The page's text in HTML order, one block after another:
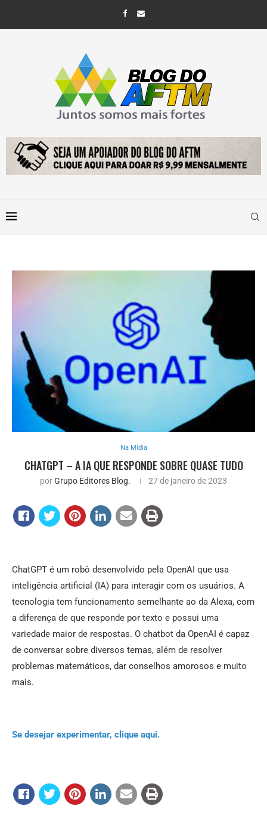
Na Mídia
CHATGPT – A IA QUE RESPONDE SOBRE QUASE TUDO
porGrupo Editores Blog. 27 de janeiro de 2023
ChatGPT é um robô desenvolvido pela OpenAI que usa
inteligência artificial (IA) para interagir com os usuários. A
tecnologia tem funcionamento semelhante ao da Alexa, com
a diferença de que responde por texto e possui uma
variedade maior de respostas. O chatbot da OpenAI é capaz
de conversar sobre diversos temas, além de resolver
problemas matemáticos, dar conselhos amorosos e muito
mais.
Se desejar experimentar, clique aqui.